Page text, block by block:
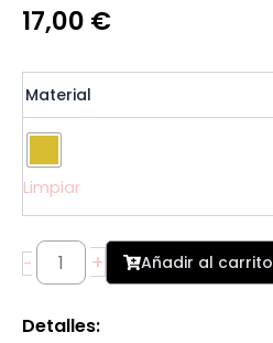
17,00 €
Material
Limpiar
-
Estrella
Cadena
cantidad
+ Añadir al carrito
Detalles: